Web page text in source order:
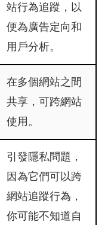
站行為追蹤，以
便為廣告定向和
用戶分析。
在多個網站之間
共享，可跨網站
使用。
引發隱私問題，
因為它們可以跨
網站追蹤行為，
你可能不知道自